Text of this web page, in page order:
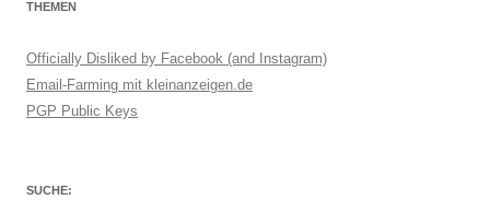
THEMEN
Officially Disliked by Facebook (and Instagram)
Email-Farming mit kleinanzeigen.de
PGP Public Keys
SUCHE: